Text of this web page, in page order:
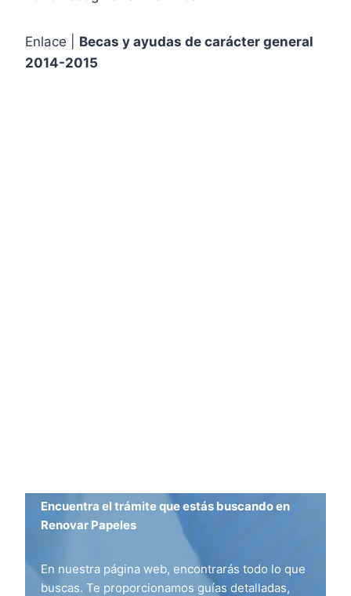
Enlace | Becas y ayudas de carácter general
2014-2015
Encuentra el trámite que estás buscando en
Renovar Papeles
En nuestra página web, encontrarás todo lo que
buscas. Te proporcionamos guías detalladas,